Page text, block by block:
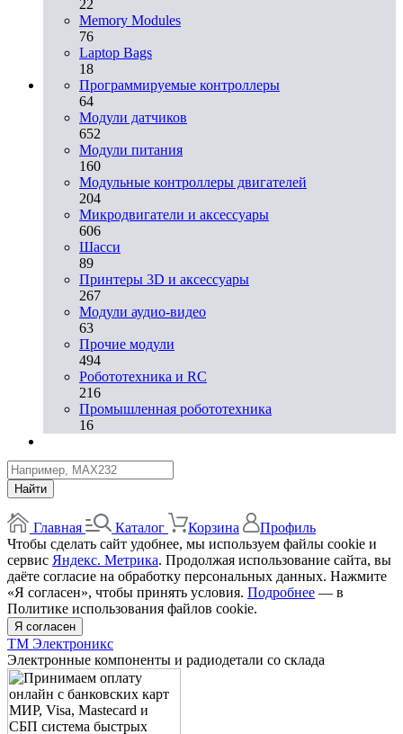
22
Memory Modules
76
Laptop Bags
18
Программируемые контроллеры
64
Модули датчиков
652
Модули питания
160
Модульные контроллеры двигателей
204
Микродвигатели и аксессуары
606
Шасси
89
Принтеры 3D и аксессуары
267
Модули аудио-видео
63
Прочие модули
494
Робототехника и RC
216
Промышленная робототехника
16
Найти
Главная Каталог Корзина
Профиль
Чтобы сделать сайт удобнее, мы используем файлы cookie и
сервис Яндекс. Метрика. Продолжая использование сайта, вы
даёте согласие на обработку персональных данных. Нажмите
«Я согласен», чтобы принять условия. Подробнее — в
Политике использования файлов cookie.
Я согласен
ТМ Электроникс
Электронные компоненты и радиодетали со склада